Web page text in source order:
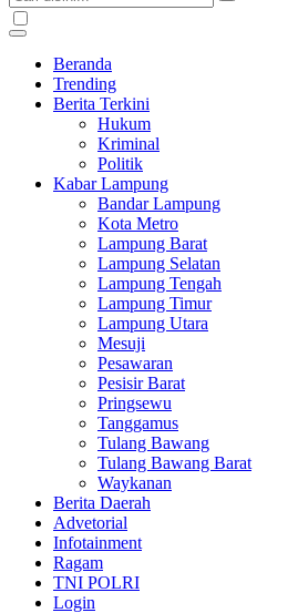
Beranda
Trending
Berita Terkini
Hukum
Kriminal
Politik
Kabar Lampung
Bandar Lampung
Kota Metro
Lampung Barat
Lampung Selatan
Lampung Tengah
Lampung Timur
Lampung Utara
Mesuji
Pesawaran
Pesisir Barat
Pringsewu
Tanggamus
Tulang Bawang
Tulang Bawang Barat
Waykanan
Berita Daerah
Advetorial
Infotainment
Ragam
TNI POLRI
Login